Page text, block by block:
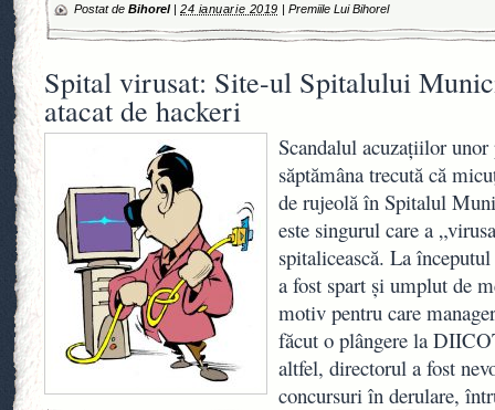
Postat de Bihorel| 24 ianuarie 2019 | Premiile Lui Bihorel
Spital virusat: Site-ul Spitalului
atacat de hackeri
Scandalul acuzaţiilor
săptămâna trecută că
de rujeolă în Spitalul
este singurul care a
spitalicească. La
a fost spart şi umplut de
motiv pentru care
făcut o plângere la
altfel, directorul a fost
concursuri în derulare,